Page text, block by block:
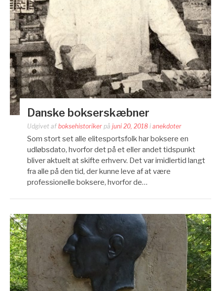
Danske bokserskæbner
Udgivet af boksehistoriker på juni 20, 2018 i anekdoter
Som stort set alle elitesportsfolk har boksere en
udløbsdato, hvorfor det på et eller andet tidspunkt
bliver aktuelt at skifte erhverv. Det var imidlertid langt
fra alle på den tid, der kunne leve af at være
professionelle boksere, hvorfor de…